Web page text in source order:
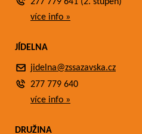
více info »
JÍDELNA
jidelna@zssazavska.cz
277 779 640
více info »
DRUŽINA